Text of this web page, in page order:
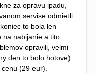
/
5
za opravu ipadu,
servise odmietli
to bola len
na nabijanie a tito
opravili, velmi
den to bolo hotove)
(29 eur).